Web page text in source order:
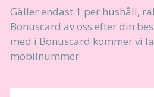
Gäller endast 1 per hushåll,
Bonuscard av oss efter din
med i Bonuscard kommer vi
mobilnummer